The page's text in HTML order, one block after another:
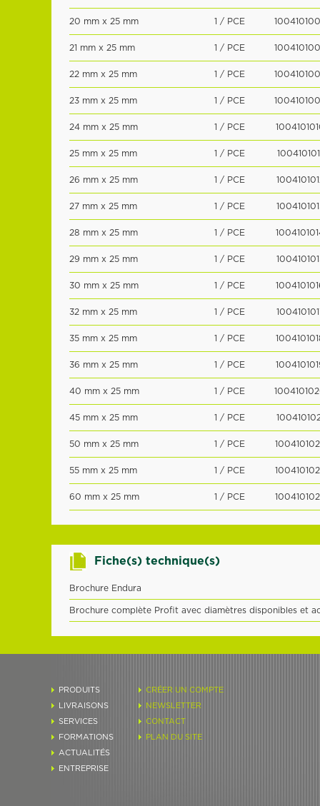
20 mm x 25 mm 1 / PCE
21 mm x 25 mm 1 / PCE
22 mm x 25 mm 1 / PCE
23 mm x 25 mm 1 / PCE
24 mm x 25 mm 1 / PCE
25 mm x 25 mm 1 / PCE
26 mm x 25 mm 1 / PCE
27 mm x 25 mm 1 / PCE
28 mm x 25 mm 1 / PCE
29 mm x 25 mm 1 / PCE
30 mm x 25 mm 1 / PCE
32 mm x 25 mm 1 / PCE
35 mm x 25 mm 1 / PCE
36 mm x 25 mm 1 / PCE
40 mm x 25 mm 1 / PCE
45 mm x 25 mm 1 / PCE
50 mm x 25 mm 1 / PCE
55 mm x 25 mm 1 / PCE
60 mm x 25 mm 1 / PCE
Fiche(s) technique(s)
Brochure Endura
Brochure complète Profit avec diamètres disponibles et
PRODUITS
LIVRAISONS
SERVICES
FORMATIONS
ACTUALITÉS
ENTREPRISE
CRÉER UN COMPTE
NEWSLETTER
CONTACT
PLAN DU SITE